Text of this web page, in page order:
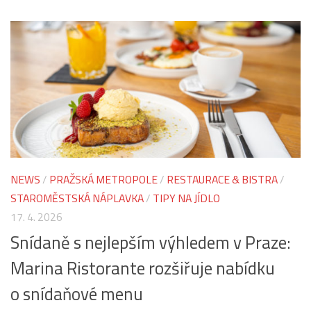
NEWS / PRAŽSKÁ METROPOLE/ RESTAURACE & BISTRA/
STAROMĚSTSKÁ NÁPLAVKA/ TIPY NA JÍDLO
17. 4. 2026
Snídaně s nejlepším výhledem v Praze:
Marina Ristorante rozšiřuje nabídku
o snídaňové menu